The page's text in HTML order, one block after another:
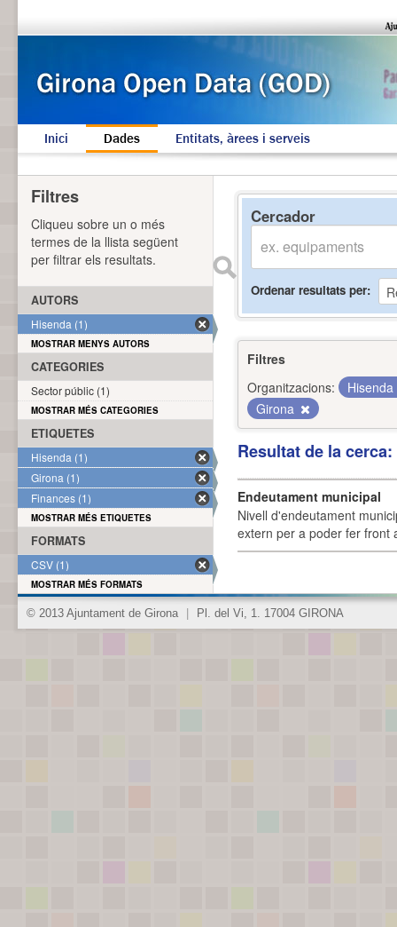
Inici Dades Entitats, àrees i serveis
Cercador
Ordenar resultats per
Filtres
Organitzacions:
Hisenda
Girona
Resultat de la
Endeutament municipal
Nivell d'endeutament
extern per a poder fer front
Filtres
Cliqueu sobre un o més
termes de la llista següent
per filtrar els resultats.
AUTORS
Hisenda (1)
MOSTRAR MENYS AUTORS
CATEGORIES
Sector públic (1)
MOSTRAR MÉS CATEGORIES
ETIQUETES
Hisenda (1)
Girona (1)
Finances (1)
MOSTRAR MÉS ETIQUETES
FORMATS
CSV (1)
MOSTRAR MÉS FORMATS
© 2013 Ajuntament de Girona Pl. del Vi, 1. 17004 GIRONA